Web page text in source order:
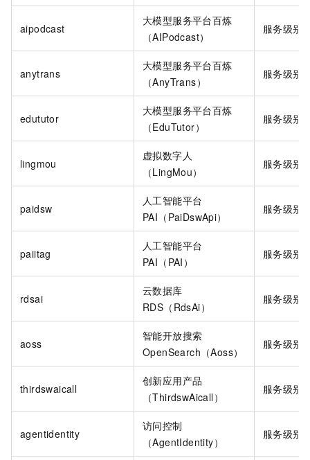
aipodcast
大模型服务平台百炼
（AIPodcast）
服务级别
anytrans
大模型服务平台百炼
（AnyTrans）
服务级别
edututor
大模型服务平台百炼
（EduTutor）
服务级别
lingmou
虚拟数字人
（LingMou）
服务级别
paidsw
人工智能平台
PAI（PaiDswApi）
服务级别
paiitag
人工智能平台
PAI（PAI）
服务级别
rdsai
云数据库
RDS（RdsAi）
服务级别
aoss
智能开放搜索
OpenSearch（Aoss）
服务级别
thirdswaicall
创新应用产品
（ThirdswAicall）
服务级别
agentidentity
访问控制
（AgentIdentity）
服务级别